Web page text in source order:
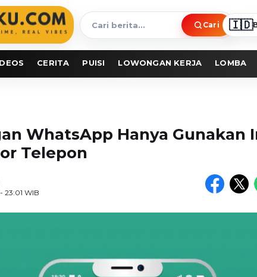
Cari
berita
Cari 🇮🇩
CERITA PUISI LOWONGAN KERJA LOMBA
WhatsApp Hanya Gunakan
Telepon
- 23:01 WIB